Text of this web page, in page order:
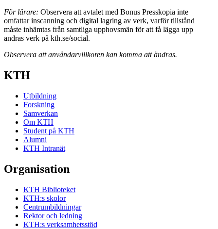
För lärare: Observera att avtalet med Bonus Presskopia inte
omfattar inscanning och digital lagring av verk, varför tillstånd
måste inhämtas från samtliga upphovsmän för att få lägga upp
andras verk på kth.se/social.
Observera att användarvillkoren kan komma att ändras.
KTH
Utbildning
Forskning
Samverkan
Om KTH
Student på KTH
Alumni
KTH Intranät
Organisation
KTH Biblioteket
KTH:s skolor
Centrumbildningar
Rektor och ledning
KTH:s verksamhetsstöd